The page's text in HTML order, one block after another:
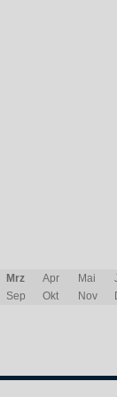
Mrz Apr Mai
Sep Okt Nov